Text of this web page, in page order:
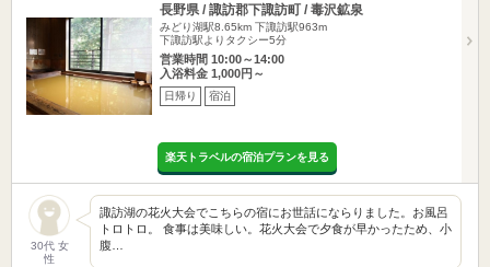
長野県 / 諏訪郡下諏訪町 / 毒沢鉱泉
みどり湖駅8.65km 下諏訪駅963m
下諏訪駅よりタクシー5分
営業時間 10:00～14:00
入浴料金 1,000円～
日帰り 宿泊
楽天トラベルの宿泊プランを見る
30代 女
性
諏訪湖の花火大会でこちらの宿にお世話にならりました。お風呂
トロトロ。 食事は美味しい。花火大会で夕食が早かったため、小
腹…